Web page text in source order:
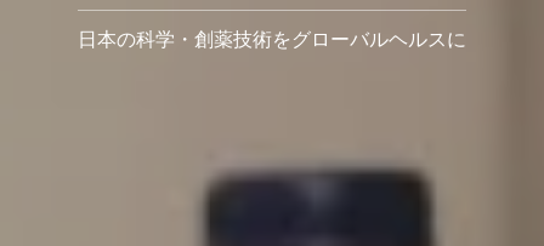
日本の科学・創薬技術をグローバルヘルスに